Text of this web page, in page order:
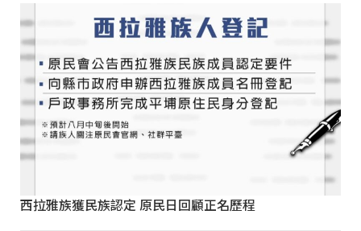
西拉雅族獲民族認定 原民日回顧正名歷程